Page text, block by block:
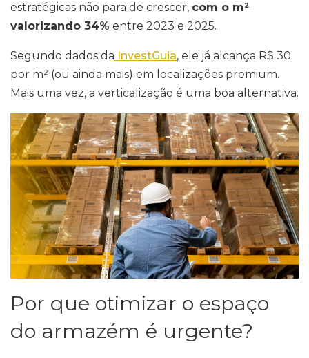
estratégicas não para de crescer, com o m²
valorizando 34% entre 2023 e 2025.
Segundo dados da InvestGuia, ele já alcança R$ 30
por m² (ou ainda mais) em localizações premium.
Mais uma vez, a verticalização é uma boa alternativa.
Por que otimizar o espaço
do armazém é urgente?